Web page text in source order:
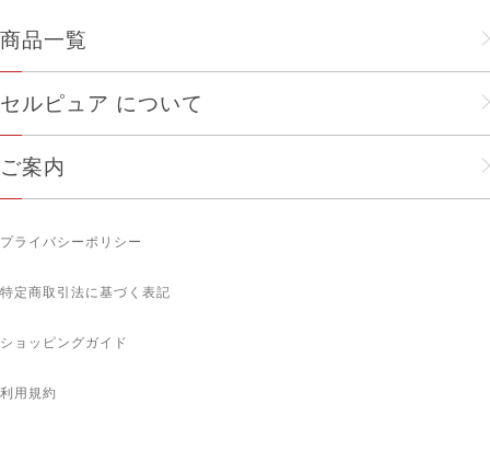
商品一覧
フェイスケア
セルピュア について
セルピュアのこだわり
企業理念
ご案内
プライバシーポリシー
特定商取引法に基づく表記
ショッピングガイド
利用規約